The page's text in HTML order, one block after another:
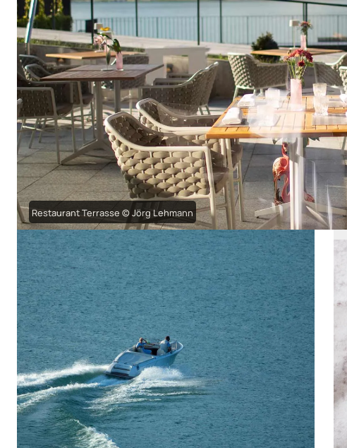
Restaurant Terrasse © Jörg Lehmann